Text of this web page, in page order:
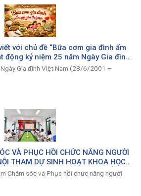
với chủ đề “Bữa cơm gia đình ấm
Gia đình Việt Nam (28/6/2001 –
VÀ PHỤC HỒI CHỨC NĂNG NGƯỜI
THAM DỰ SINH HOẠT KHOA HỌC
LÝ – CÁCH NHẬN DIỆN VÀ XỬ LÝ”
Chăm sóc và Phục hồi chức năng người